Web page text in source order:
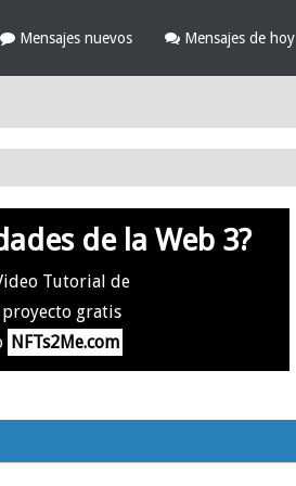
Mensajes nuevos Mensajes de hoy
de la Web 3?
Tutorial de
gratis
NFTs2Me.com